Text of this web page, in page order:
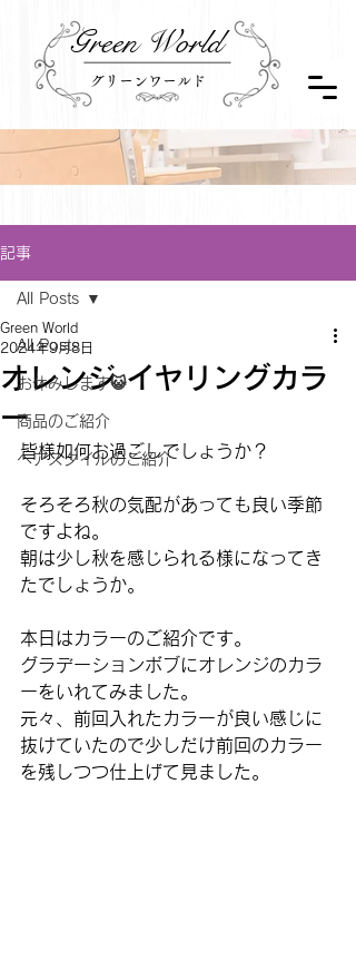
Green World
グリーンワールド
記事
All Posts
お休みします😺
商品のご紹介
ヘアスタイルのご紹介
All Posts
オレンジ イヤリングカラ
ー
Green World
2024年9月8日
皆様如何お過ごしでしょうか？
そろそろ秋の気配があっても良い季節
ですよね。
朝は少し秋を感じられる様になってき
たでしょうか。
本日はカラーのご紹介です。
グラデーションボブにオレンジのカラ
ーをいれてみました。
元々、前回入れたカラーが良い感じに
抜けていたので少しだけ前回のカラー
を残しつつ仕上げて見ました。